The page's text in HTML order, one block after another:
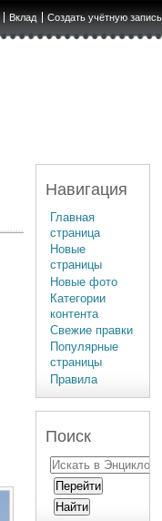
Вклад Создать учётную запись
Навигация
Главная
страница
Новые
страницы
Новые фото
Категории
контента
Свежие правки
Популярные
страницы
Правила
Поиск